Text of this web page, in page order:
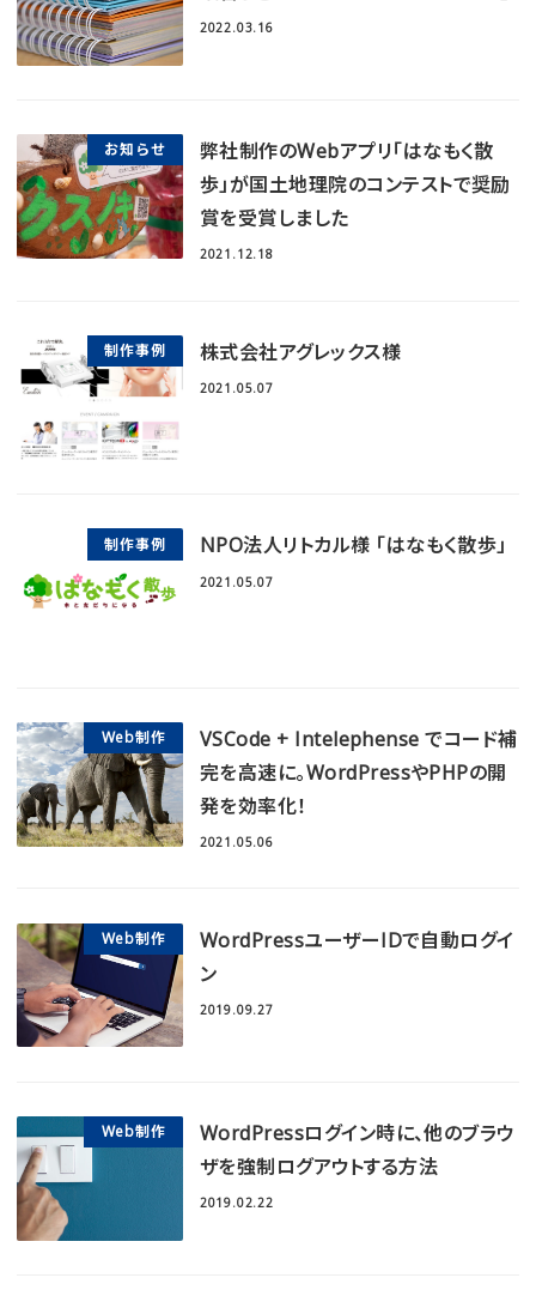
2022.03.16
お知らせ
弊社制作のWebアプリ「はなもく散
歩」が国土地理院のコンテストで奨励
賞を受賞しました
2021.12.18
制作事例 株式会社アグレックス様
2021.05.07
制作事例 NPO法人リトカル様 「はなもく散歩」
2021.05.07
Web制作
VSCode + Intelephense でコード補
完を高速に。WordPressやPHPの開
発を効率化！
2021.05.06
Web制作
WordPressユーザーIDで自動ログイ
ン
2019.09.27
Web制作
WordPressログイン時に、他のブラウ
ザを強制ログアウトする方法
2019.02.22